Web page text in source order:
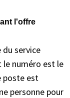
l'offre
du service
le numéro est le
poste est
personne pour